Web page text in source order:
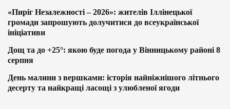
«Пиріг Незалежності – 2026»: жителів Іллінецької
громади запрошують долучитися до всеукраїнської
ініціативи
Дощ та до +25°: якою буде погода у Вінницькому районі 8
серпня
День малини з вершками: історія найніжнішого літнього
десерту та найкращі ласощі з улюбленої ягоди